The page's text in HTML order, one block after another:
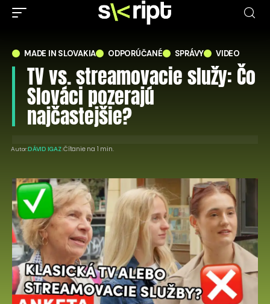
MADE IN SLOVAKIA ODPORÚČANÉ SPRÁVY VIDEO
TV vs. streamovacie služy: Čo
Slováci pozerajú
najčastejšie?
Autor:DÁVID IGAZ Čítanie na 1 min.